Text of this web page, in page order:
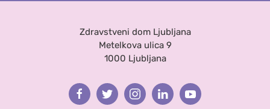
Zdravstveni dom Ljubljana
Metelkova ulica 9
1000 Ljubljana
FacebookTwitterInstagramLinkedinYoutube